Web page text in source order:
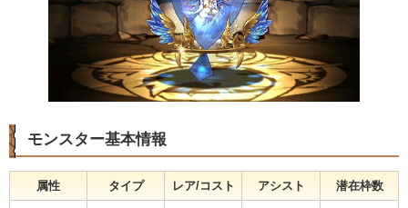
モンスター基本情報
属性 タイプ レア/コスト アシスト 潜在枠数